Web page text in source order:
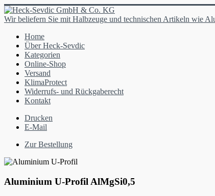
Wir beliefern Sie mit Halbzeuge und technischen Artikeln wie
Home
Über Heck-Sevdic
Kategorien
Online-Shop
Versand
KlimaProtect
Widerrufs- und Rückgaberecht
Kontakt
Drucken
E-Mail
Zur Bestellung
Aluminium U-Profil AlMgSi0,5